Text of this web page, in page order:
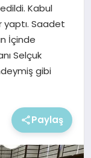
Kabul
yaptı. Saadet
İçinde
Selçuk
gibi
Paylaş